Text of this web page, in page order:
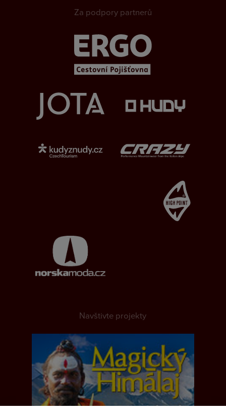
Za podpory partnerů
Navštivte projekty